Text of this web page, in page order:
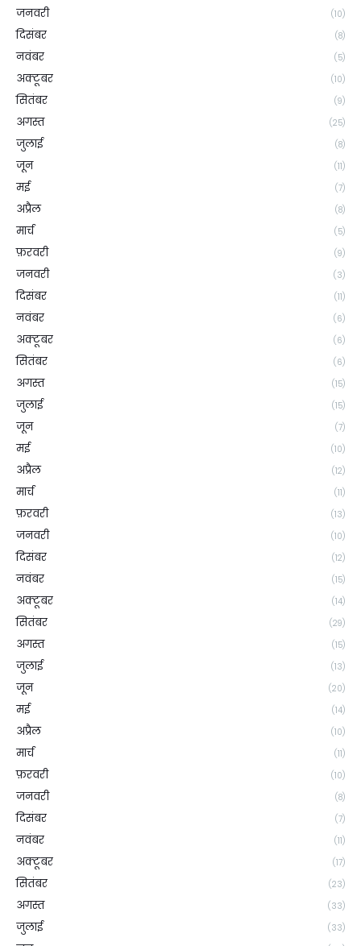
जनवरी (10)
दिसंबर (8)
नवंबर (5)
अक्टूबर (10)
सितंबर (9)
अगस्त (25)
जुलाई (8)
जून (11)
मई (7)
अप्रैल (8)
मार्च (5)
फ़रवरी (9)
जनवरी (3)
दिसंबर (11)
नवंबर (6)
अक्टूबर (6)
सितंबर (6)
अगस्त (15)
जुलाई (15)
जून (7)
मई (10)
अप्रैल (12)
मार्च (11)
फ़रवरी (13)
जनवरी (10)
दिसंबर (12)
नवंबर (15)
अक्टूबर (14)
सितंबर (29)
अगस्त (15)
जुलाई (13)
जून (20)
मई (14)
अप्रैल (10)
मार्च (11)
फ़रवरी (10)
जनवरी (8)
दिसंबर (7)
नवंबर (11)
अक्टूबर (17)
सितंबर (23)
अगस्त (33)
जुलाई (33)